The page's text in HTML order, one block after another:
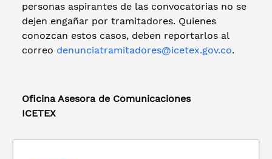
personas aspirantes de las convocatorias no se
dejen engañar por tramitadores. Quienes
conozcan estos casos, deben reportarlos al
correo denunciatramitadores@icetex.gov.co.
Oficina Asesora de Comunicaciones
ICETEX